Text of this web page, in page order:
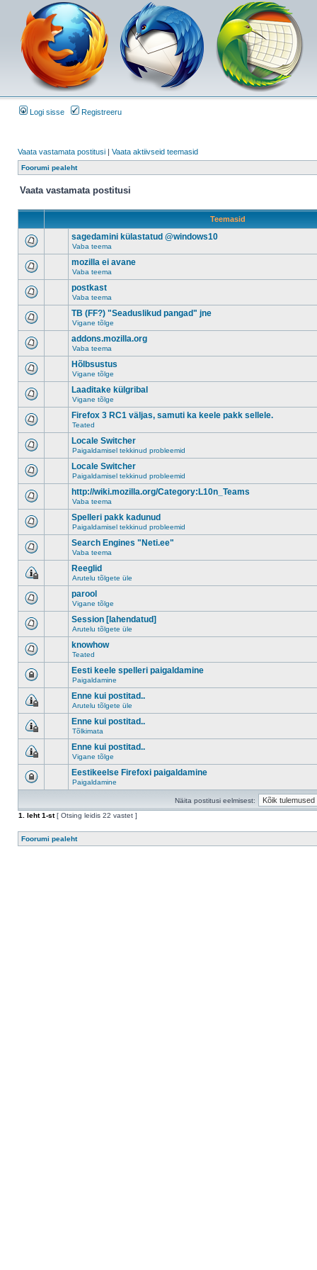
Logi sisse Registreeru
Vaata vastamata postitusi | Vaata aktiivseid teemasid
Foorumi pealeht
Vaata vastamata postitusi
Teemasid
sagedamini külastatud @windows10
Vaba teema
mozilla ei avane
Vaba teema
postkast
Vaba teema
TB (FF?) "Seaduslikud pangad" jne
Vigane tõlge
addons.mozilla.org
Vaba teema
Hõlbsustus
Vigane tõlge
Laaditake külgribal
Vigane tõlge
Firefox 3 RC1 väljas, samuti ka keele pakk sellele.
Teated
Locale Switcher
Paigaldamisel tekkinud probleemid
Locale Switcher
Paigaldamisel tekkinud probleemid
http://wiki.mozilla.org/Category:L10n_Teams
Vaba teema
Spelleri pakk kadunud
Paigaldamisel tekkinud probleemid
Search Engines "Neti.ee"
Vaba teema
Reeglid
Arutelu tõlgete üle
parool
Vigane tõlge
Session [lahendatud]
Arutelu tõlgete üle
knowhow
Teated
Eesti keele spelleri paigaldamine
Paigaldamine
Enne kui postitad..
Arutelu tõlgete üle
Enne kui postitad..
Tõlkimata
Enne kui postitad..
Vigane tõlge
Eestikeelse Firefoxi paigaldamine
Paigaldamine
Näita postitusi eelmisest:
1
. leht1-st[ Otsing leidis 22 vastet ]
Foorumi pealeht